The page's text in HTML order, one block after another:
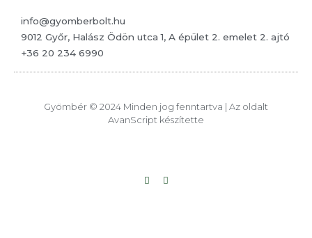
info@gyomberbolt.hu
9012 Győr, Halász Ödön utca 1, A épület 2. emelet 2. ajtó
+36 20 234 6990
Gyömbér © 2024 Minden jog fenntartva | Az oldalt
AvanScript készítette